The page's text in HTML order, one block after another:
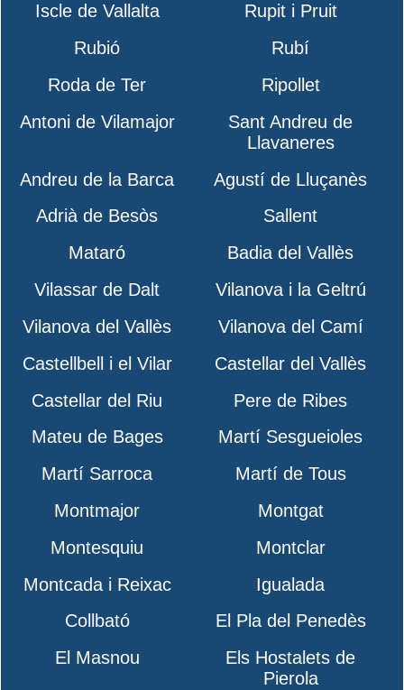
Iscle de Vallalta
Rupit i Pruit
Rubió
Rubí
Roda de Ter
Ripollet
Antoni de Vilamajor
Sant Andreu de
Llavaneres
Andreu de la Barca
Agustí de Lluçanès
Adrià de Besòs
Sallent
Mataró
Badia del Vallès
Vilassar de Dalt
Vilanova i la Geltrú
Vilanova del Vallès
Vilanova del Camí
Castellbell i el Vilar
Castellar del Vallès
Castellar del Riu
Pere de Ribes
Mateu de Bages
Martí Sesgueioles
Martí Sarroca
Martí de Tous
Montmajor
Montgat
Montesquiu
Montclar
Montcada i Reixac
Igualada
Collbató
El Pla del Penedès
El Masnou
Els Hostalets de
Pierola